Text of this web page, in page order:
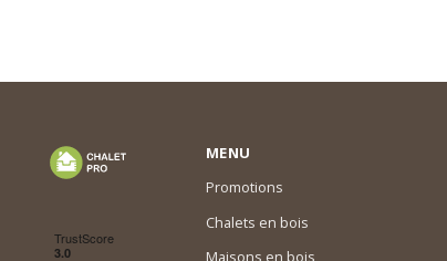
MENU
Promotions
Chalets en bois
Maisons en bois